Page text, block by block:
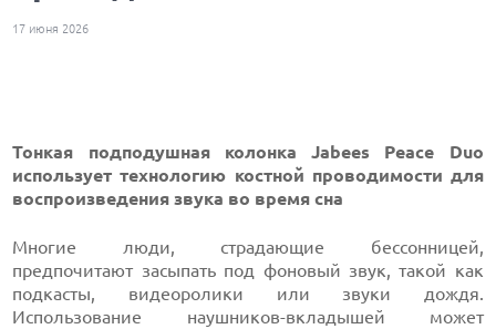
17 июня 2026
Тонкая подподушная колонка Jabees Peace Duo
использует технологию костной проводимости для
воспроизведения звука во время сна
Многие люди, страдающие бессонницей,
предпочитают засыпать под фоновый звук, такой как
подкасты, видеоролики или звуки дождя.
Использование наушников-вкладышей может